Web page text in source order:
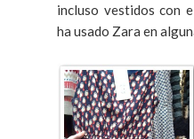
incluso vestidos con
ha usado Zara en